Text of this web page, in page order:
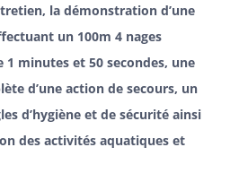
la démonstration d’une
un 100m 4 nages
1 minutes et 50 secondes, une
d’une action de secours, un
d’hygiène et de sécurité ainsi
des activités aquatiques et